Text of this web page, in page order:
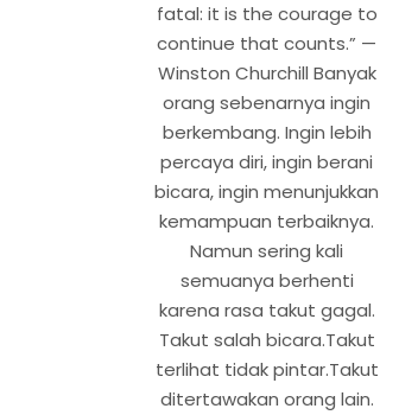
fatal: it is the courage to
continue that counts.” —
Winston Churchill Banyak
orang sebenarnya ingin
berkembang. Ingin lebih
percaya diri, ingin berani
bicara, ingin menunjukkan
kemampuan terbaiknya.
Namun sering kali
semuanya berhenti
karena rasa takut gagal.
Takut salah bicara.Takut
terlihat tidak pintar.Takut
ditertawakan orang lain.